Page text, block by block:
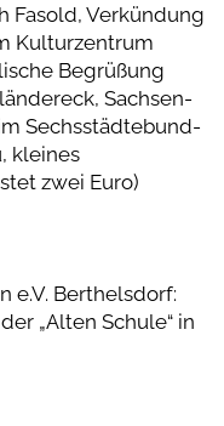
Fasold, Verkündung
Kulturzentrum
Begrüßung
Sachsen-
Sechsstädtebund-
kleines
zwei Euro)
e.V. Berthelsdorf:
„Alten Schule“ in